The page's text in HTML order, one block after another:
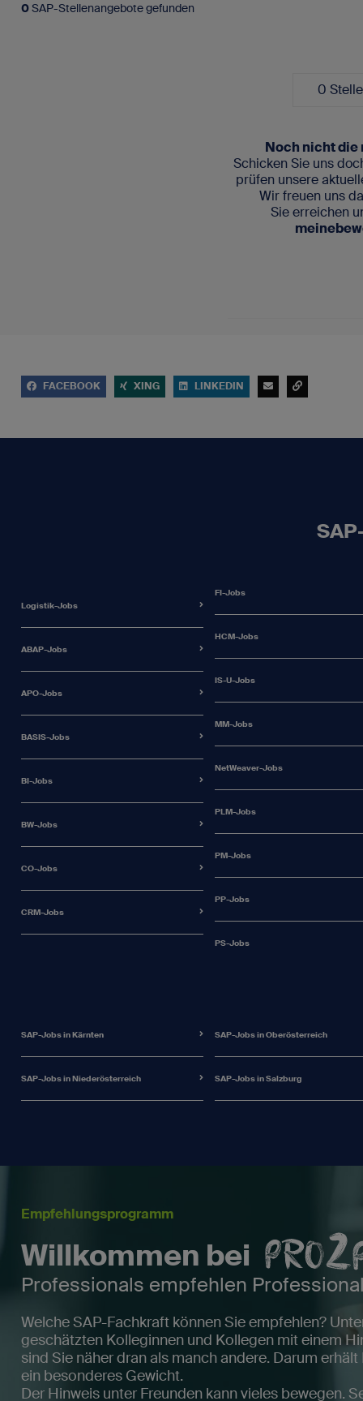
0SAP-Stellenangebote gefunden
0
Noch nicht
Schicken Sie uns
prüfen unsere
Wir freuen uns
Sie erreichen
FACEBOOK XING LINKEDIN
Logistik-Jobs
ABAP-Jobs
APO-Jobs
BASIS-Jobs
BI-Jobs
BW-Jobs
CO-Jobs
CRM-Jobs
FI-Jobs
HCM-Jobs
IS-U-Jobs
MM-Jobs
NetWeaver-Jobs
PLM-Jobs
PM-Jobs
PP-Jobs
PS-Jobs
SAP-Jobs in Kärnten
SAP-Jobs in Niederösterreich
SAP-Jobs in Oberösterreich
SAP-Jobs in Salzburg
Empfehlungsprogramm
Willkommen bei
Professionals empfehlen
Welche SAP-Fachkraft können Sie empfehlen?
geschätzten Kolleginnen und Kollegen mit einem
sind Sie näher dran als manch andere. Darum
ein besonderes Gewicht.
Der Hinweis unter Freunden kann vieles bewegen.